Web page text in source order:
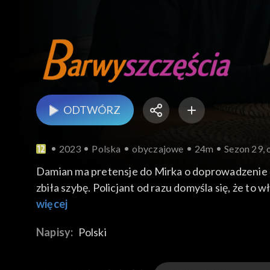
ODTWÓRZ
2023 Polska obyczajowe 24m Sezon 29,
Damian ma pretensje do Mirka o
zbiła szybę. Policjant od razu domyśla się, że to
przypadkiem Sokalską, która dziękuje mu za
dzięki pomocy Małgorzaty - znajdują
więcej
Napisy: Polski